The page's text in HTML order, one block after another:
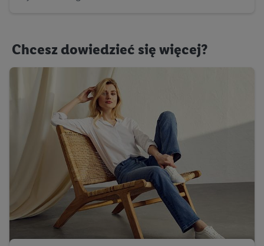
Chcesz dowiedzieć się więcej?